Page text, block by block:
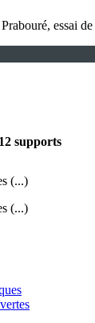
essai
supports
(...)
(...)